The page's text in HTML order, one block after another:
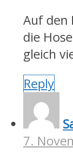
Auf den
die
gleich
Reply
7.